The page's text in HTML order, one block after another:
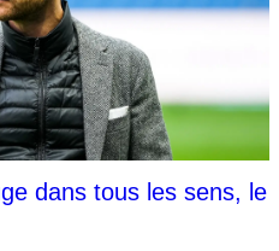
dans tous les sens, le